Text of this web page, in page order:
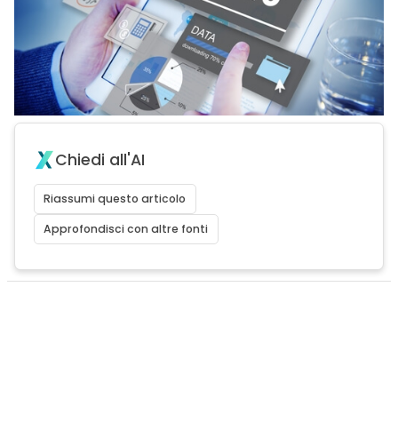
Chiedi all'AI
Riassumi questo articolo
Approfondisci con altre fonti